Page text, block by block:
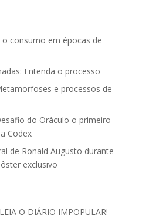
consumo em épocas de
Entenda o processo
e processos de
do Oráculo o primeiro
Codex
de Ronald Augusto durante
exclusivo
LEIA O DIÁRIO IMPOPULAR!